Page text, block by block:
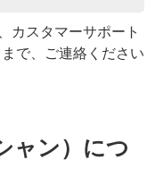
カスタマーサポート
で、ご連絡ください
ャン）につ